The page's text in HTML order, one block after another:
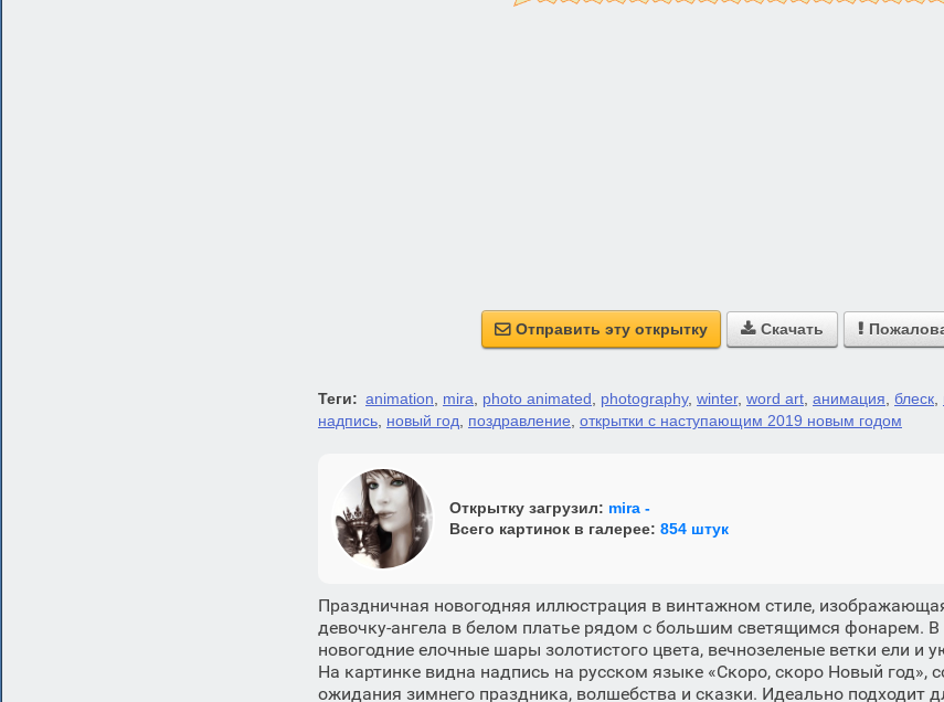
 Отправить эту открытку  Скачать 
Теги: animation mira photo animated photography, winter, word art анимация блеск
надпись новый год поздравление открытки с наступающим 2019 новым годом
Открытку загрузил: mira -
Всего картинок в галерее: 854 штук
Праздничная новогодняя иллюстрация в винтажном стиле,
девочку-ангела в белом платье рядом с большим светящимся фонарем. В
новогодние елочные шары золотистого цвета, вечнозеленые ветки ели и
На картинке видна надпись на русском языке «Скоро, скоро Новый год»,
ожидания зимнего праздника, волшебства и сказки. Идеально подходит